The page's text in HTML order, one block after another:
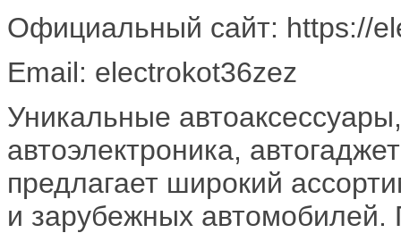
Официальный сайт: https://
Email: electrokot36zez
Уникальные
автоэлектроника,
предлагает широкий
и зарубежных автомобилей.